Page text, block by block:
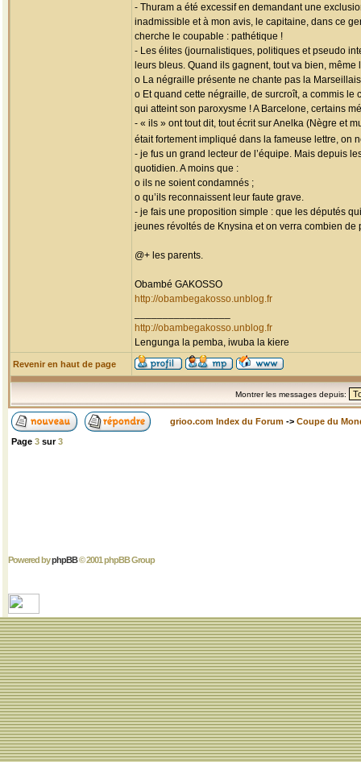
- Thuram a été excessif en demandant une
inadmissible et à mon avis, le capitaine, dans ce
cherche le coupable : pathétique !
- Les élites (journalistiques, politiques et pseudo
leurs bleus. Quand ils gagnent, tout va bien,
o La négraille présente ne chante pas la
o Et quand cette négraille, de surcroît, a commis le
qui atteint son paroxysme ! A Barcelone, certains
- « ils » ont tout dit, tout écrit sur Anelka (Nègre et
était fortement impliqué dans la fameuse lettre,
- je fus un grand lecteur de l’équipe. Mais depuis
quotidien. A moins que :
o ils ne soient condamnés ;
o qu’ils reconnaissent leur faute grave.
- je fais une proposition simple : que les députés
jeunes révoltés de Knysina et on verra combien
@+ les parents.
Obambé GAKOSSO
http://obambegakosso.unblog.fr
http://obambegakosso.unblog.fr
Lengunga la pemba, iwuba la kiere
Revenir en haut de page
Montrer les messages depuis:
grioo.com Index du Forum -> Coupe du
Page 3 sur3
Powered byphpBB© 2001 phpBB Group